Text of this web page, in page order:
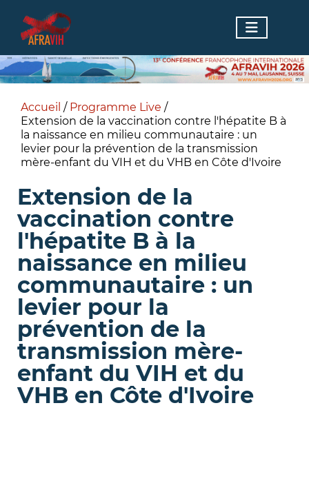
Accueil / Programme Live /
Extension de la vaccination contre l'hépatite B à
la naissance en milieu communautaire : un
levier pour la prévention de la transmission
mère-enfant du VIH et du VHB en Côte d'Ivoire
Extension de la
vaccination contre
l'hépatite B à la
naissance en milieu
communautaire : un
levier pour la
prévention de la
transmission mère-
enfant du VIH et du
VHB en Côte d'Ivoire